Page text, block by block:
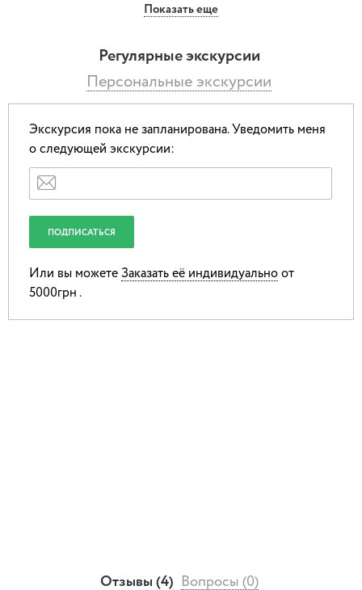
✔️як Амадей Моцарт зауважив, що «У сусіда хата біла», та
концертом в театрі ім. Заньковецької;
✔️коли перший чоловік бабусі Андрея Шептицького будує
театр, а другий — пише для нього репертуар;
✔️як оперета стала оперою і до чого тут дитячий садок;
Також ми дізнаємося про «хмарочос», якого лякалися
кияни, про Васю-фотографа, тьотю Дозю та сенбернара
Показать еще
Регулярные экскурсии
Персональные экскурсии
Экскурсия пока не запланирована. Уведомить меня
о следующей экскурсии:
Или вы можете Заказать её индивидуально от
5000грн .
Отзывы (4) Вопросы (0)